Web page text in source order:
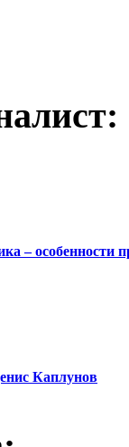
– особенности
Каплунов